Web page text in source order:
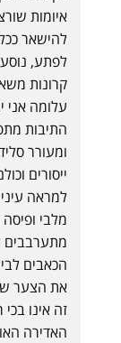
איומות
להישאר
לפתע,
קרונות
עלומה אני
התיבות
ומעורר
ייסורים
למראה
מלבי ופיסה
מתערבבים
הכאבים
את הצער
זה אינו
האדירה